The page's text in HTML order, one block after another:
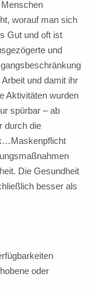
worauf man sich
Gut und oft ist
und
und damit ihr
Aktivitäten wurden
spürbar – ab
durch die
Die Gesundheit
besser als
oder